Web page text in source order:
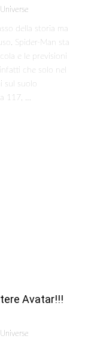
della storia ma
Spider-Man sta
e le previsioni
che solo nel
sul suolo
117, …
Avatar!!!